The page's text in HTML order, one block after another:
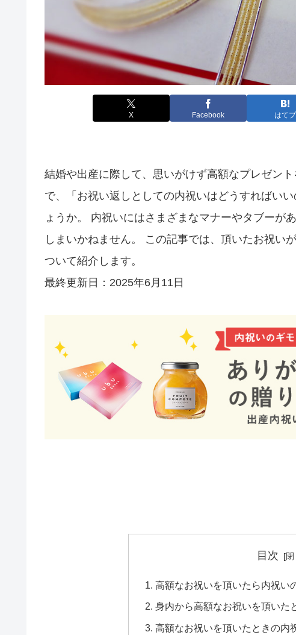
X Facebook はてブ
結婚や出産に際して、思いがけず高額なプレゼン
で、「お祝い返しとしての内祝いはどうすればい
ょうか。 内祝いにはさまざまなマナーやタブーが
しまいかねません。 この記事では、頂いたお祝い
ついて紹介します。
最終更新日：2025年6月11日
目次
高額なお祝いを頂いたら内祝い
身内から高額なお祝いを頂いた
高額なお祝いを頂いたときの内